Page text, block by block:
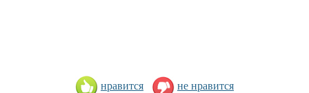
нравится не нравится